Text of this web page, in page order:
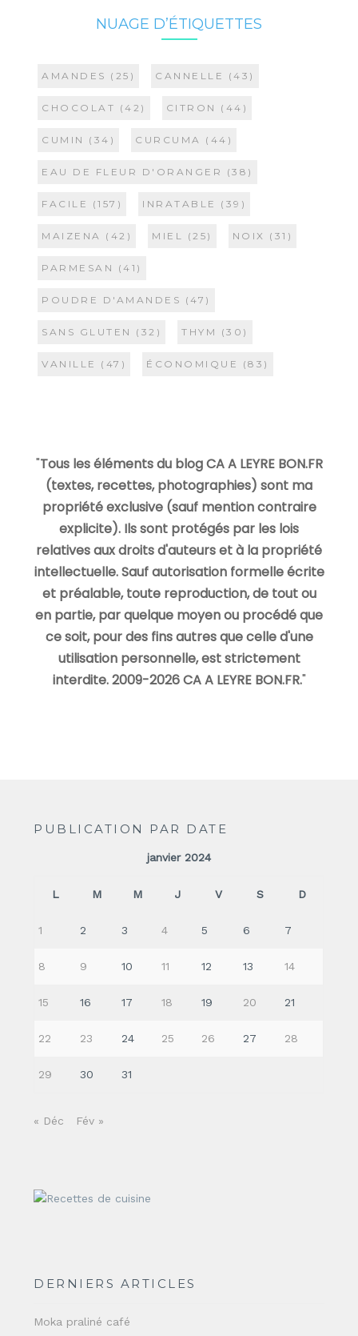
NUAGE D’ÉTIQUETTES
AMANDES (25) CANNELLE (43)
CHOCOLAT (42) CITRON (44)
CUMIN (34) CURCUMA (44)
EAU DE FLEUR D'ORANGER (38)
FACILE (157) INRATABLE (39)
MAIZENA (42) MIEL (25) NOIX (31)
PARMESAN (41)
POUDRE D'AMANDES (47)
SANS GLUTEN (32) THYM (30)
VANILLE (47) ÉCONOMIQUE (83)
"Tous les éléments du blog CA A LEYRE BON.FR
(textes, recettes, photographies) sont ma
propriété exclusive (sauf mention contraire
explicite). Ils sont protégés par les lois
relatives aux droits d'auteurs et à la propriété
intellectuelle. Sauf autorisation formelle écrite
et préalable, toute reproduction, de tout ou
en partie, par quelque moyen ou procédé que
ce soit, pour des fins autres que celle d'une
utilisation personnelle, est strictement
interdite. 2009-2026 CA A LEYRE BON.FR."
PUBLICATION PAR DATE
janvier 2024
L M M J V S D
1 2 3 4 5 6 7
8 9 10 11 12 13 14
15 16 17 18 19 20 21
22 23 24 25 26 27 28
29 30 31
« Déc Fév »
DERNIERS ARTICLES
Moka praliné café